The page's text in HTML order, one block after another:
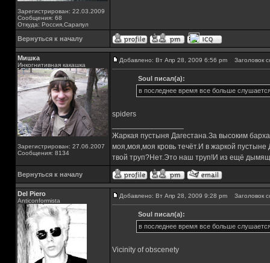
Зарегистрирован: 22.03.2009
Сообщения: 68
Откуда: Россия,Сарапул
Вернуться к началу
Мишка
Инкогнитивная какашка
Зарегистрирован: 27.06.2007
Сообщения: 8134
Добавлено: Вт Апр 28, 2009 6:56 pm Заголовок
Soul писал(а):
в последнее время все больше
spiders
Жаркая пустыня Дагестана.За высоким
моя,моя,моя кровь течёт.И в жаркой
твой труп?Нет.Это наш труп!И из ещё
Вернуться к началу
Del Piero
Аnticonformista
Добавлено: Вт Апр 28, 2009 9:28 pm Заголовок
Soul писал(а):
в последнее время все больше
Vicinity of obscenety